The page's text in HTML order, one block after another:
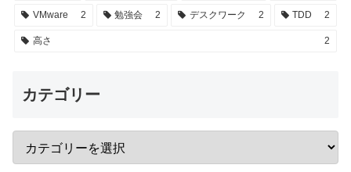
VMware 2 勉強会 2 デスクワーク 2 TDD 2
高さ 2
カテゴリー